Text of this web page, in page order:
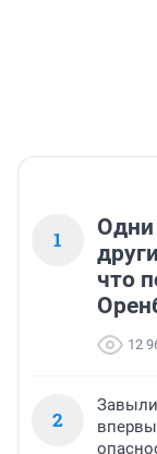
1
Одни
что
12
2